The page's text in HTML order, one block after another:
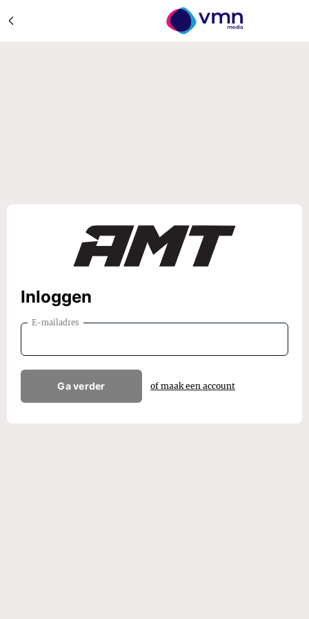
Inloggen
E-mailadres
Ga verder of maak een account